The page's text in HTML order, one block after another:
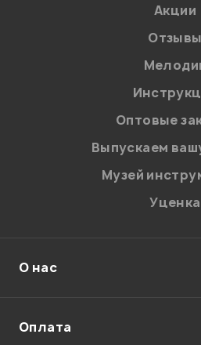
Акции
Отзывы
Оптовые
Выпускаем
Музей
Уценка
О нас
Оплата